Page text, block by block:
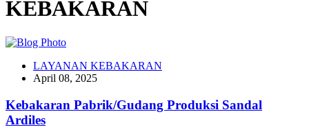
KEBAKARAN
LAYANAN KEBAKARAN
April 08, 2025
Kebakaran Pabrik/Gudang Produksi Sandal
Ardiles